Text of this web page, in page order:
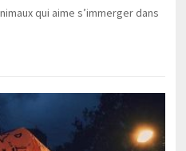
qui aime s’immerger dans